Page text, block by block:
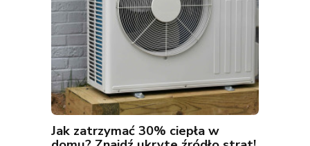
Jak zatrzymać 30% ciepła w